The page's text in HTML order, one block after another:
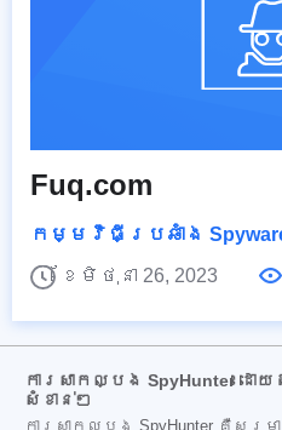
Fuq.com
កម្មវិធីប្រឆាំង Spyware
ខែមិថុនា 26, 2023
ការសាកល្បង SpyHunter
សំខាន់ៗ
ការសាកល្បង SpyHunter គឺសម្រា